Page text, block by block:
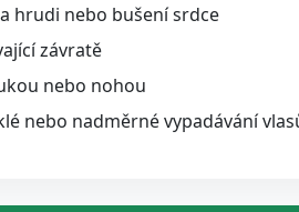
hrudi nebo bušení srdce
závratě
nebo nohou
nebo nadměrné vypadávání